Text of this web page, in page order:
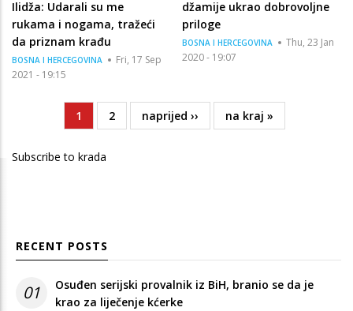
Ilidža: Udarali su me
rukama i nogama, tražeći
da priznam krađu
BOSNA I HERCEGOVINA
Fri, 17 Sep
2021 - 19:15
džamije ukrao dobrovoljne
priloge
BOSNA I HERCEGOVINA
Thu, 23 Jan
2020 - 19:07
PaginationCurrent
page
1 Page
2
Next
page
naprijed ››
Last
page
na kraj »
Subscribe to krada
RECENT POSTS
01
Osuđen serijski provalnik iz BiH, branio se da je
krao za liječenje kćerke